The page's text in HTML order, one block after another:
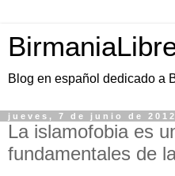
Blog en español dedicado a
jueves, 7 de junio de 2012
La islamofobia es
fundamentales de